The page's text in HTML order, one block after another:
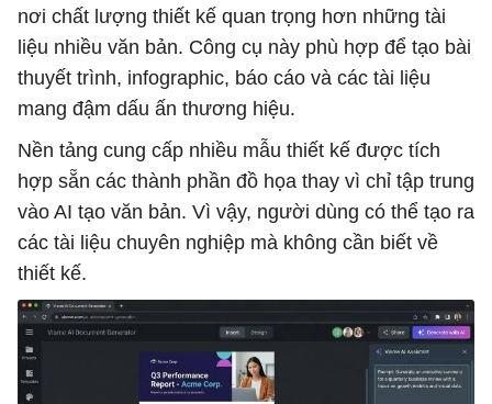
nơi chất lượng thiết kế quan trọng hơn những tài
liệu nhiều văn bản. Công cụ này phù hợp để tạo bài
thuyết trình, infographic, báo cáo và các tài liệu
mang đậm dấu ấn thương hiệu.
Nền tảng cung cấp nhiều mẫu thiết kế được tích
hợp sẵn các thành phần đồ họa thay vì chỉ tập trung
vào AI tạo văn bản. Vì vậy, người dùng có thể tạo ra
các tài liệu chuyên nghiệp mà không cần biết về
thiết kế.